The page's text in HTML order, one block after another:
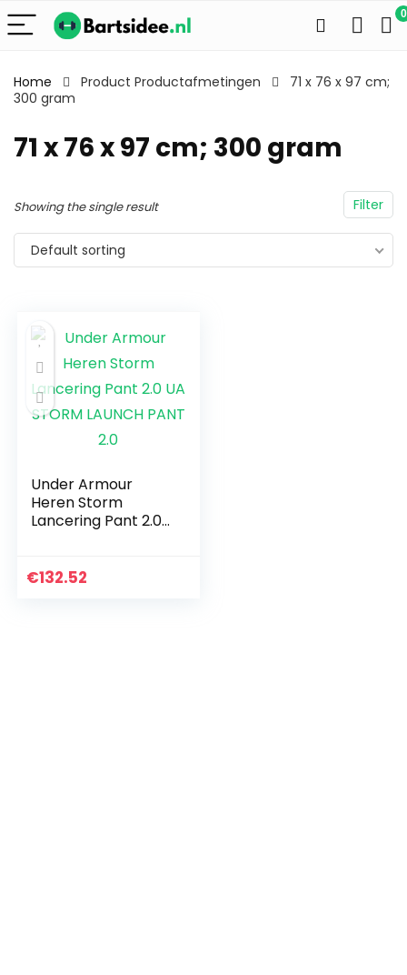
0
Home Product Productafmetingen
71 x 76 x 97 cm;
300 gram
71 x 76 x 97 cm; 300 gram
Filter
Showing the single result
Default sorting
Under Armour
Heren Storm
Lancering Pant 2.0
€132.52